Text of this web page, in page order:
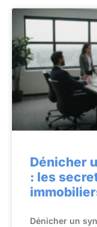
Dénicher
: les
Dénicher un